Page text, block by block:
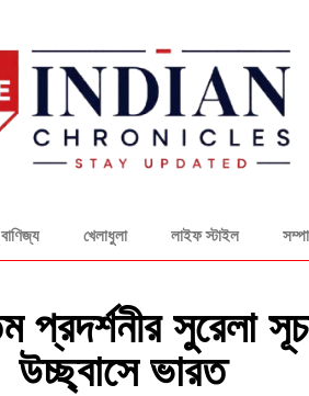
খেলাধুলা লাইফ স্টাইল
প্রদর্শনীর সুরেলা
উচ্ছ্বাসে ভারত